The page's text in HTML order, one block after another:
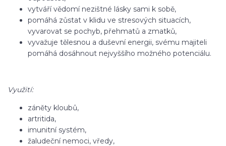
vytváří vědomí nezištné lásky sami k sobě,
pomáhá zůstat v klidu ve stresových situacích,
vyvarovat se pochyb, přehmatů a zmatků,
vyvažuje tělesnou a duševní energii, svému majiteli
pomáhá dosáhnout nejvyššího možného potenciálu.
Využití:
záněty kloubů,
artritida,
imunitní systém,
žaludeční nemoci, vředy,